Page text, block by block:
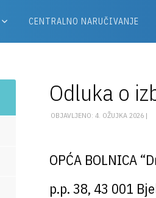
CENTRALNO NARUČIVANJE
Odluka o
OBJAVLJENO: 4. OŽUJKA 2026 |
OPĆA BOLNICA
p.p. 38, 43 001